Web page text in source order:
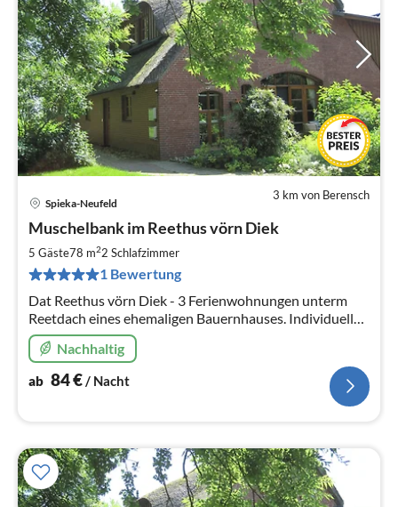
3 km von Berensch
Spieka-Neufeld
Muschelbank im Reethus vörn Diek
5 Gäste78 m22 Schlafzimmer
1 Bewertung
Dat Reethus vörn Diek - 3 Ferienwohnungen unterm
Reetdach eines ehemaligen Bauernhauses. Individueller
Zuschnitt und Ausstattung für den etwas
anspruchsvolleren Geschmack.
Nachhaltig
ab 84€/ Nacht